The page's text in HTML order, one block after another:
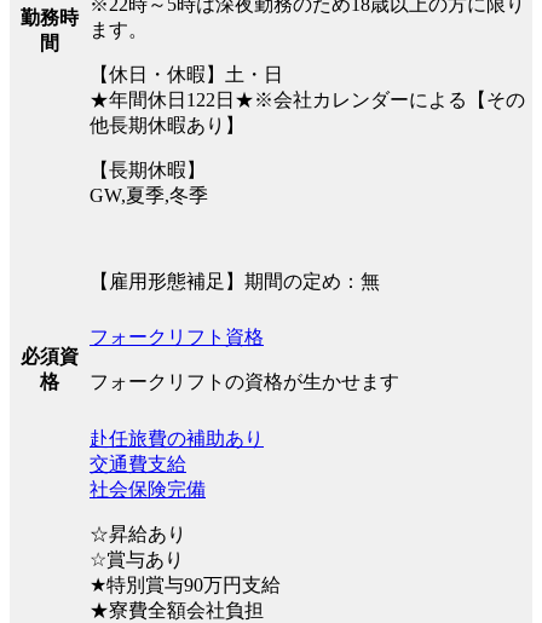
勤務時
間
ます。
【休日・休暇】土・日
★年間休日122日★※会社カレンダーによる【その
他長期休暇あり】
【長期休暇】
GW,夏季,冬季
【雇用形態補足】期間の定め：無
必須資
格
フォークリフト資格
フォークリフトの資格が生かせます
赴任旅費の補助あり
交通費支給
社会保険完備
☆昇給あり
☆賞与あり
★特別賞与90万円支給
★寮費全額会社負担